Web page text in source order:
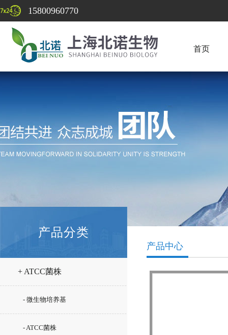
15800960770
首页
产品分类
+ ATCC菌株
- 微生物培养基
- ATCC菌株
产品中心